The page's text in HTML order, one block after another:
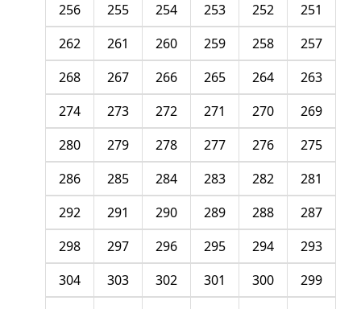
251
252
253
254
255
256
257
258
259
260
261
262
263
264
265
266
267
268
269
270
271
272
273
274
275
276
277
278
279
280
281
282
283
284
285
286
287
288
289
290
291
292
293
294
295
296
297
298
299
300
301
302
303
304